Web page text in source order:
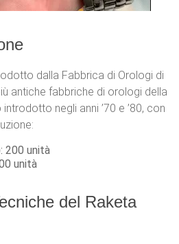
dalla Fabbrica di Orologi di
antiche fabbriche di orologi della
negli anni ’70 e ’80, con
: 200 unità
unità
del Raketa